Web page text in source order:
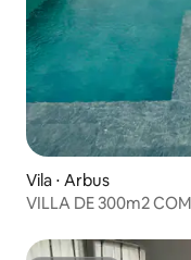
Vila ⋅ Arbus
VILLA DE 300m2